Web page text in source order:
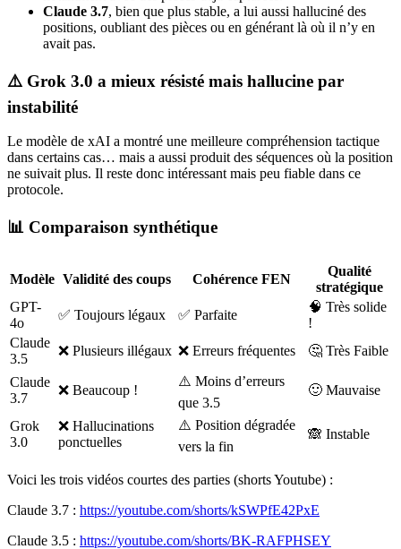
Claude 3.7, bien que plus stable, a lui aussi halluciné des
positions, oubliant des pièces ou en générant là où il n’y en
avait pas.
⚠️ Grok 3.0 a mieux résisté mais hallucine par
instabilité
Le modèle de xAI a montré une meilleure compréhension tactique
dans certains cas… mais a aussi produit des séquences où la position
ne suivait plus. Il reste donc intéressant mais peu fiable dans ce
protocole.
📊 Comparaison synthétique
Modèle Validité des coups Cohérence FEN
Qualité
stratégique
GPT-
4o
✅ Toujours légaux ✅ Parfaite
🧠 Très solide
!
Claude
3.5
❌ Plusieurs illégaux ❌ Erreurs fréquentes 🤔 Très Faible
Claude
3.7
❌ Beaucoup !
⚠️ Moins d’erreurs
que 3.5
🙂 Mauvaise
Grok
3.0
❌ Hallucinations
ponctuelles
⚠️ Position dégradée
vers la fin
🙈 Instable
Voici les trois vidéos courtes des parties (shorts Youtube) :
Claude 3.7 : https://youtube.com/shorts/kSWPfE42PxE
Claude 3.5 : https://youtube.com/shorts/BK-RAFPHSEY